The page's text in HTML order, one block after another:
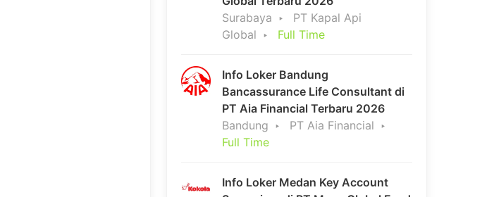
Surabaya
PT Kapal Api
Global
Full Time
Info Loker Bandung
Bancassurance Life Consultant di
PT Aia Financial Terbaru 2026
Bandung
PT Aia Financial
Full Time
Info Loker Medan Key Account